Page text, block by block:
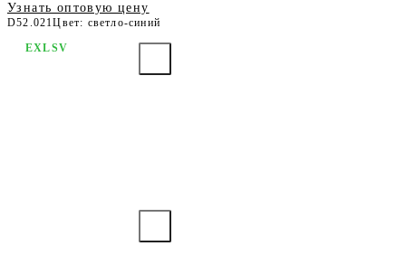
Узнать оптовую цену
D52.021Цвет: светло-синий
EXLSV